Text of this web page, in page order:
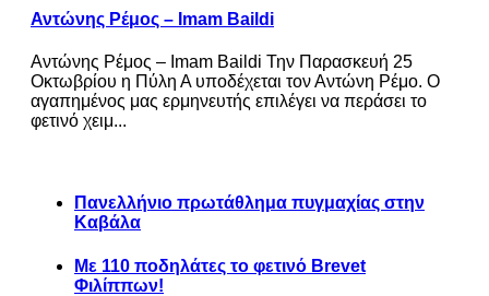
Αντώνης Ρέμος – Imam Baildi
Αντώνης Ρέμος – Imam Baildi Την Παρασκευή 25
Οκτωβρίου η Πύλη Α υποδέχεται τον Αντώνη Ρέμο. Ο
αγαπημένος μας ερμηνευτής επιλέγει να περάσει το
φετινό χειμ...
Πανελλήνιο πρωτάθλημα πυγμαχίας στην
Καβάλα
Με 110 ποδηλάτες το φετινό Brevet
Φιλίππων!